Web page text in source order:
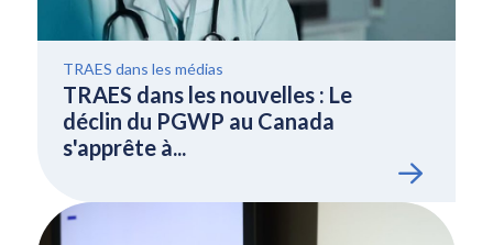
TRAES dans les médias
TRAES dans les nouvelles : Le
déclin du PGWP au Canada
s'apprête à...